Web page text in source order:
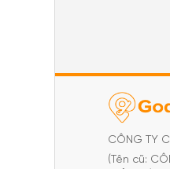
CÔNG TY
(Tên cũ: